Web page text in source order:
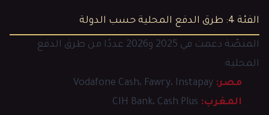
الفئة 4: طرق الدفع المحلية حسب الدولة
المنصّة دعمت في 2025 و2026 عددًا من طرق الدفع
المحلية:
مصر: Vodafone Cash، Fawry، Instapay
المغرب: